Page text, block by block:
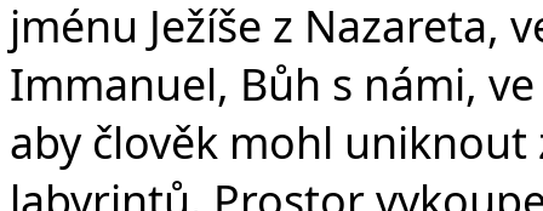
jménu Ježíše z Nazareta,
Immanuel, Bůh s námi,
aby člověk mohl uniknout